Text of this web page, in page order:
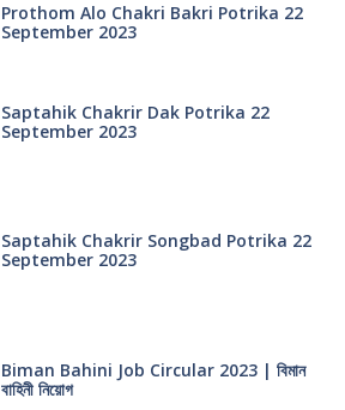
Prothom Alo Chakri Bakri Potrika 22
September 2023
Saptahik Chakrir Dak Potrika 22
‍September 2023
Saptahik Chakrir Songbad Potrika 22
September 2023
Biman Bahini Job Circular 2023 | বিমান
বাহিনী নিয়োগ